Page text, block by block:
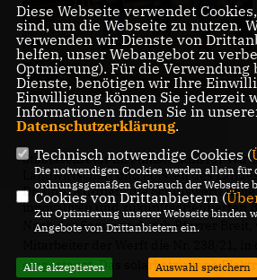
Staatssekretär im Ministerium für
Landwirtschaft und Forsten des
Dr. Ude, würdigte die Schiffswerft Bolle
innovativen und zukunftsorientierten
Nach der Segnung durch Pfarrer Breit,
eingestanzt. Das solarbetriebene
Diese Webseite verwendet
sind, um die Webseite zu nutzen.
verwenden wir Dienste von
helfen, unser Webangebot zu
Optmierung). Für die
Dienste, benötigen wir Ihre
Einwilligung können Sie jederzeit
Informationen finden Sie in
Datenschutzerklärung.
Technisch notwendige Cookies (
Die notwendigen Cookies werden allein für
ordnungsgemäßen Gebrauch der Webseite
Cookies von Drittanbietern (
Zur Optimierung unserer Webseite binden
Angebote von Drittanbietern ein.
Alle akzeptieren Auswahl speichern